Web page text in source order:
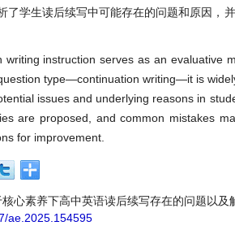
了学生读后续写中可能存在的问题和原因，
writing instruction serves as an evaluative
type—continuation writing—it is
issues and underlying reasons in
are proposed, and common mistakes
for improvement.
心素养下高中英语读后续写存在的问题以
ae.2025.154595